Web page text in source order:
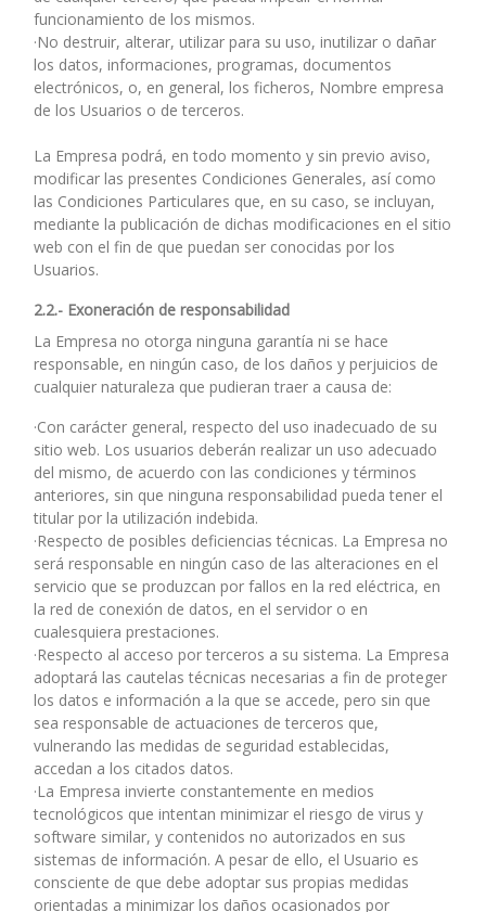
funcionamiento de los mismos.
·No destruir, alterar, utilizar para su uso, inutilizar o dañar
los datos, informaciones, programas, documentos
electrónicos, o, en general, los ficheros, Nombre empresa
de los Usuarios o de terceros.
La Empresa podrá, en todo momento y sin previo aviso,
modificar las presentes Condiciones Generales, así como
las Condiciones Particulares que, en su caso, se incluyan,
mediante la publicación de dichas modificaciones en el sitio
web con el fin de que puedan ser conocidas por los
Usuarios.
2.2.- Exoneración de responsabilidad
La Empresa no otorga ninguna garantía ni se hace
responsable, en ningún caso, de los daños y perjuicios de
cualquier naturaleza que pudieran traer a causa de:
·Con carácter general, respecto del uso inadecuado de su
sitio web. Los usuarios deberán realizar un uso adecuado
del mismo, de acuerdo con las condiciones y términos
anteriores, sin que ninguna responsabilidad pueda tener el
titular por la utilización indebida.
·Respecto de posibles deficiencias técnicas. La Empresa no
será responsable en ningún caso de las alteraciones en el
servicio que se produzcan por fallos en la red eléctrica, en
la red de conexión de datos, en el servidor o en
cualesquiera prestaciones.
·Respecto al acceso por terceros a su sistema. La Empresa
adoptará las cautelas técnicas necesarias a fin de proteger
los datos e información a la que se accede, pero sin que
sea responsable de actuaciones de terceros que,
vulnerando las medidas de seguridad establecidas,
accedan a los citados datos.
·La Empresa invierte constantemente en medios
tecnológicos que intentan minimizar el riesgo de virus y
software similar, y contenidos no autorizados en sus
sistemas de información. A pesar de ello, el Usuario es
consciente de que debe adoptar sus propias medidas
orientadas a minimizar los daños ocasionados por